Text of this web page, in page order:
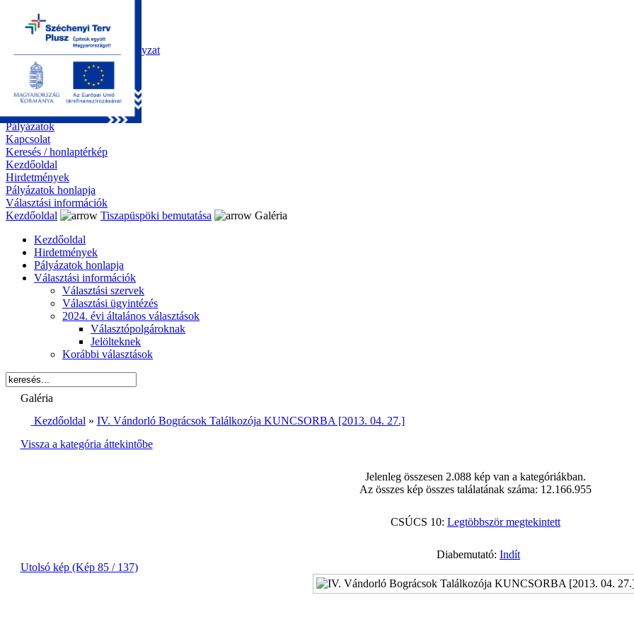
Kezdőoldal
Önkormányzat
Polgármesteri Hivatal
Roma Nemzetiségi Önkormányzat
Elektronikus ügyintézés
Közérdekű információk
Tiszapüspöki bemutatása
Galéria
Díjazottaink
Pályázatok
Kapcsolat
Keresés / honlaptérkép
Kezdőoldal
Hirdetmények
Pályázatok honlapja
Választási információk
Kezdőoldal
Tiszapüspöki bemutatása
Galéria
Kezdőoldal
Hirdetmények
Pályázatok honlapja
Választási információk
Választási szervek
Választási ügyintézés
2024. évi általános választások
Választópolgároknak
Jelölteknek
Korábbi választások
Galéria
Kezdőoldal » IV. Vándorló Bográcsok Találkozója KUNCSORBA [2013. 04. 27.]
Vissza a kategória áttekintőbe
Jelenleg összesen 2.088 kép van a kategóriákban.
Az összes kép összes találatának száma: 12.166.955
CSÚCS 10: Legtöbbször megtekintett
Diabemutató: Indít
Utolsó kép (Kép 85 / 137)